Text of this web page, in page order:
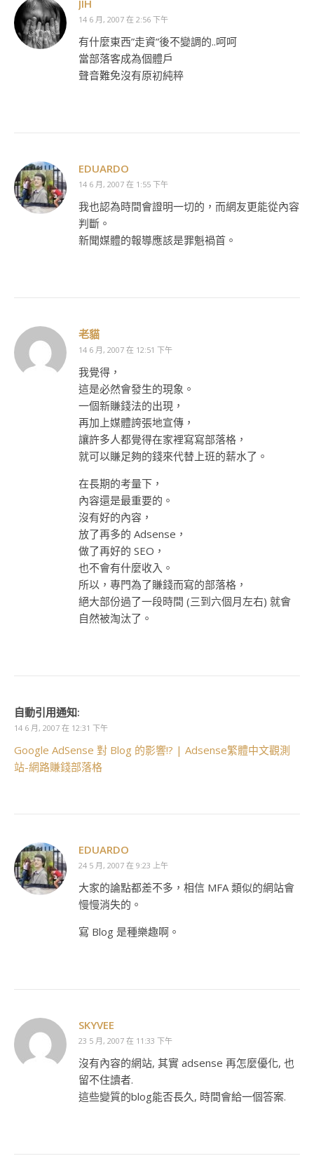
JIH
14 6 月, 2007 在 2:56 下午
有什麼東西”走資”後不變調的..呵呵
當部落客成為個體戶
聲音難免沒有原初純粹
EDUARDO
14 6 月, 2007 在 1:55 下午
我也認為時間會證明一切的，而網友更能從內容
判斷。
新聞媒體的報導應該是罪魁禍首。
老貓
14 6 月, 2007 在 12:51 下午
我覺得，
這是必然會發生的現象。
一個新賺錢法的出現，
再加上媒體誇張地宣傳，
讓許多人都覺得在家裡寫寫部落格，
就可以賺足夠的錢來代替上班的薪水了。
在長期的考量下，
內容還是最重要的。
沒有好的內容，
放了再多的 Adsense，
做了再好的 SEO，
也不會有什麼收入。
所以，專門為了賺錢而寫的部落格，
絕大部份過了一段時間 (三到六個月左右) 就會
自然被淘汰了。
自動引用通知:
14 6 月, 2007 在 12:31 下午
Google AdSense 對 Blog 的影響!? | Adsense繁體中文觀測
站-網路賺錢部落格
EDUARDO
24 5 月, 2007 在 9:23 上午
大家的論點都差不多，相信 MFA 類似的網站會
慢慢消失的。
寫 Blog 是種樂趣啊。
SKYVEE
23 5 月, 2007 在 11:33 下午
沒有內容的網站, 其實 adsense 再怎麼優化, 也
留不住讀者.
這些變質的blog能否長久, 時間會給一個答案.